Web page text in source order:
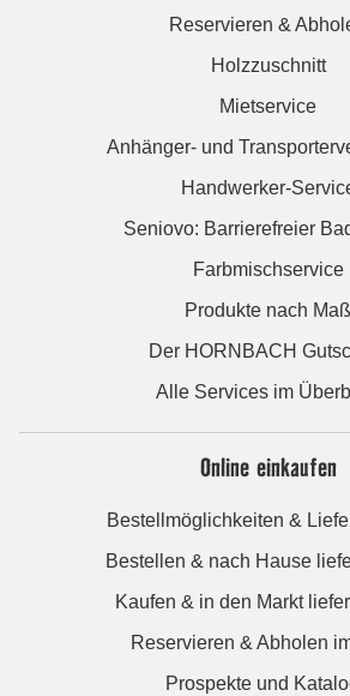
Reservieren &
Holzzuschnitt
Mietservice
Anhänger- und
Handwerker-
Seniovo: Barrierefreier
Farbmischservice
Produkte nach Maß
Der HORNBACH
Alle Services im
Online einkaufen
Bestellmöglichkeiten &
Bestellen & nach Hause
Kaufen & in den Markt
Reservieren & Abholen
Prospekte und